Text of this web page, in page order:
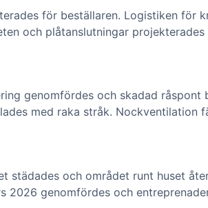
för beställaren. Logistiken för
och plåtanslutningar
genomfördes och skadad
med raka stråk. Nockventilation
och området runt huset
genomfördes och